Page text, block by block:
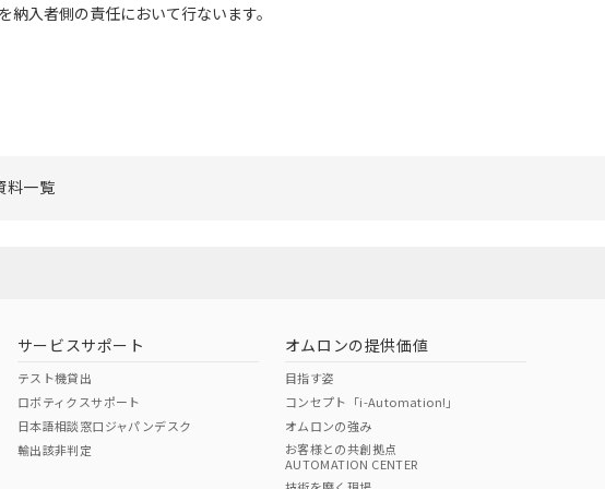
入者側の責任において行ないます。
料一覧
サービスサポート
テスト機貸出
ロボティクスサポート
日本語相談窓口ジャパンデスク
輸出該非判定
オムロンの提供価値
目指す姿
コンセプト「i-Automation!」
オムロンの強み
お客様との共創拠点
AUTOMATION CENTER